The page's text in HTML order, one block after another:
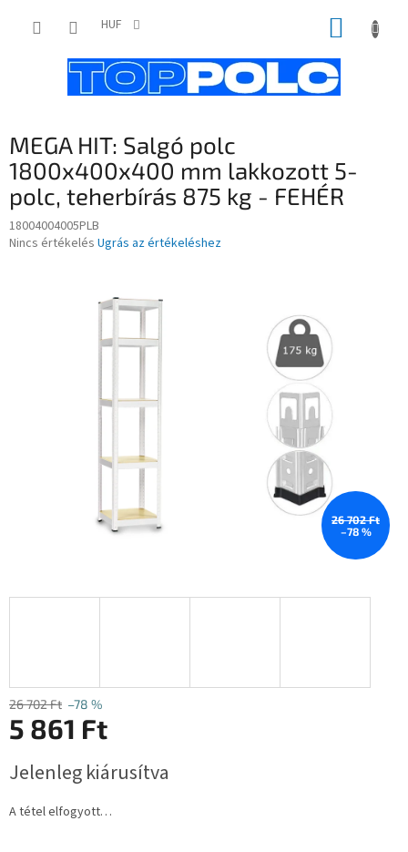
HUF KOSÁR
MEGA HIT: Salgó polc
1800x400x400 mm lakkozott 5-
polc, teherbírás 875 kg - FEHÉR
18004004005PLB
A
Nincs értékelés Ugrás az értékeléshez
26 702 Ft
–78 %
26 702 Ft –78 %
5 861 Ft
Jelenleg kiárusítva
A tétel elfogyott…